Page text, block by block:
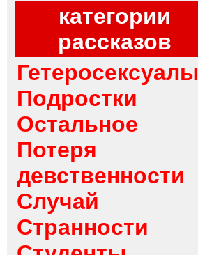
категории
рассказов
Гетеросексуалы
Подростки
Остальное
Потеря
девственности
Случай
Странности